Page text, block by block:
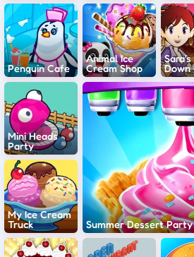
Penguin Cafe
Animal Ice
Cream Shop
Sara's
Down
Mini Heads
Party
Summer Dessert Party
My Ice Cream
Truck